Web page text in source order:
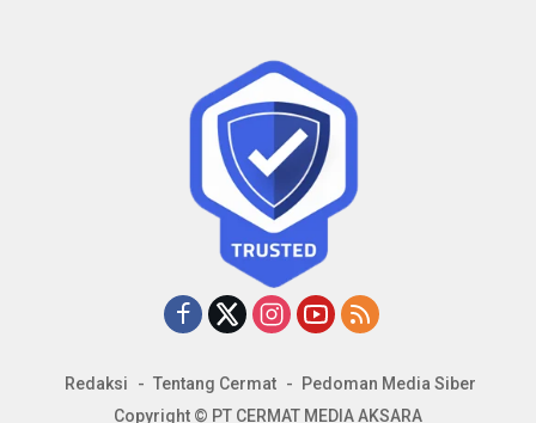
Redaksi Tentang Cermat
Pedoman Media Siber
Copyright © PT CERMAT MEDIA AKSARA